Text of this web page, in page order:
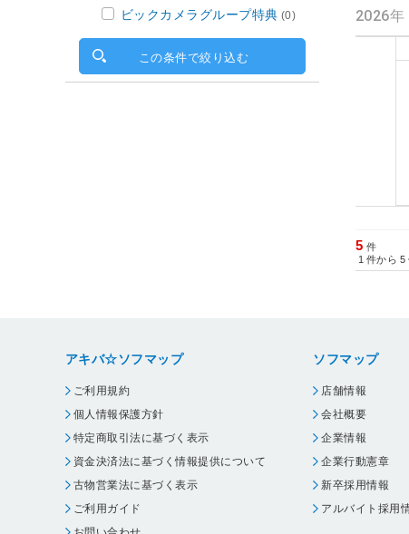
2026年
5 件
1 件から 5
ビックカメラグループ特典 (0)
この条件で絞り込む
アキバ☆ソフマップ
ご利用規約
個人情報保護方針
特定商取引法に基づく表示
資金決済法に基づく情報提供について
古物営業法に基づく表示
ご利用ガイド
ソフマップ
店舗情報
会社概要
企業情報
企業行動憲章
新卒採用情報
アルバイト採用